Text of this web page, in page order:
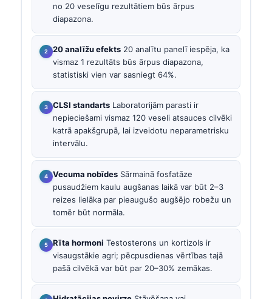
no 20 veselīgu rezultātiem būs ārpus
diapazona.
20 analīžu efekts 20 analītu panelī iespēja, ka
vismaz 1 rezultāts būs ārpus diapazona,
statistiski vien var sasniegt 64%.
CLSI standarts Laboratorijām parasti ir
nepieciešami vismaz 120 veseli atsauces cilvēki
katrā apakšgrupā, lai izveidotu neparametrisku
intervālu.
Vecuma nobīdes Sārmainā fosfatāze
pusaudžiem kaulu augšanas laikā var būt 2–3
reizes lielāka par pieaugušo augšējo robežu un
tomēr būt normāla.
Rīta hormoni Testosterons un kortizols ir
visaugstākie agri; pēcpusdienas vērtības tajā
pašā cilvēkā var būt par 20–30% zemākas.